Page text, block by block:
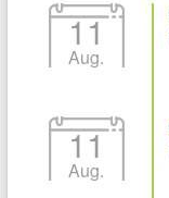
11
Aug.
11
Aug.